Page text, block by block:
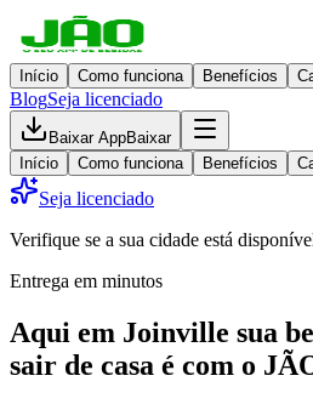
Início Como funciona Benefícios
BlogSeja licenciado
Baixar AppBaixar
Início
Como funciona Benefícios
Seja licenciado
Verifique se a sua cidade está
Entrega em minutos
Aqui em Joinville sua
sair de casa é com o